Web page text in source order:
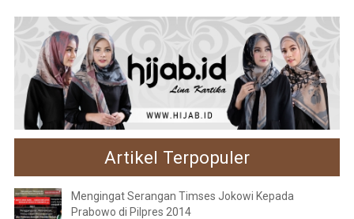
Artikel Terpopuler
Mengingat Serangan Timses Jokowi Kepada
Prabowo di Pilpres 2014